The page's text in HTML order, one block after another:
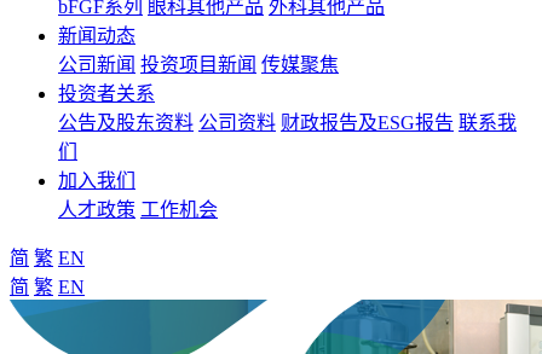
bFGF系列 眼科其他产品 外科其他产品
新闻动态
公司新闻 投资项目新闻 传媒聚焦
投资者关系
公告及股东资料 公司资料 财政报告及ESG报告 联系我
们
加入我们
人才政策 工作机会
简 繁 EN
简 繁 EN